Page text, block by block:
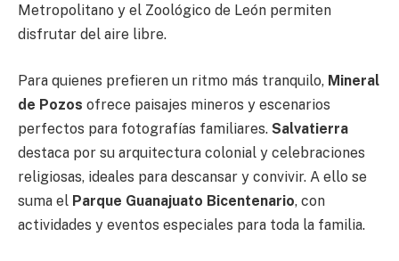
Metropolitano y el Zoológico de León permiten
disfrutar del aire libre.
Para quienes prefieren un ritmo más tranquilo, Mineral
de Pozos ofrece paisajes mineros y escenarios
perfectos para fotografías familiares. Salvatierra
destaca por su arquitectura colonial y celebraciones
religiosas, ideales para descansar y convivir. A ello se
suma el Parque Guanajuato Bicentenario, con
actividades y eventos especiales para toda la familia.